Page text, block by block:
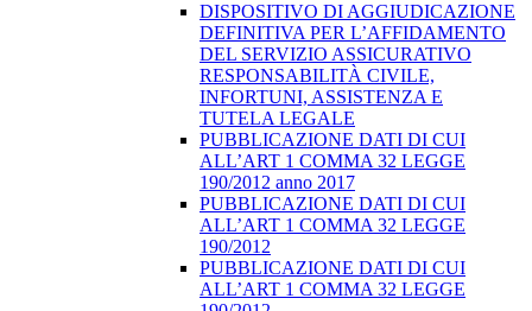
DISPOSITIVO DI AGGIUDICAZIONE
DEFINITIVA PER L’AFFIDAMENTO
DEL SERVIZIO ASSICURATIVO
RESPONSABILITÀ CIVILE,
INFORTUNI, ASSISTENZA E
TUTELA LEGALE
PUBBLICAZIONE DATI DI CUI
ALL’ART 1 COMMA 32 LEGGE
190/2012 anno 2017
PUBBLICAZIONE DATI DI CUI
ALL’ART 1 COMMA 32 LEGGE
190/2012
PUBBLICAZIONE DATI DI CUI
ALL’ART 1 COMMA 32 LEGGE